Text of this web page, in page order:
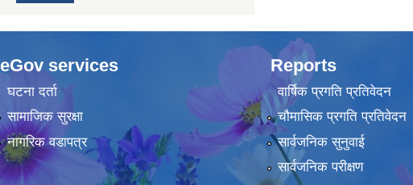
eGov services
घटना दर्ता
सामाजिक सुरक्षा
नागरिक वडापत्र
Reports
वार्षिक प्रगति प्रतिवेदन
चौमासिक प्रगति प्रतिवेदन
सार्वजनिक सुनुवाई
सार्वजनिक परीक्षण